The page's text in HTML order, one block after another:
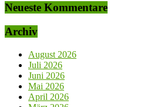
Neueste Kommentare
Archiv
August 2026
Juli 2026
Juni 2026
Mai 2026
April 2026